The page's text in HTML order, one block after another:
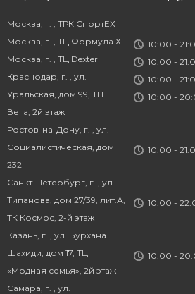
Москва, г. , ТРК СпортЕХ
Москва, г. , ТЦ Формула Х
Москва, г. , ТЦ Dexter
Краснодар, г. , ул.
Уральская, дом 99, ТЦ
Вега, 2й этаж
Ростов-на-Дону, г. , ул.
Социалистическая, дом
232
Санкт-Петербург, г. , ул.
Типанова, дом 27/39, лит.А,
ТК Космос, 2-й этаж
Казань, г. , ул. Бурхана
Шахиди, дом 17, ТЦ
«Модная семья», 2й этаж
Самара, г. , ул.
10:00 -
10:00 -
10:00 -
10:00 -
10:00 -
10:00 -
10:00 -